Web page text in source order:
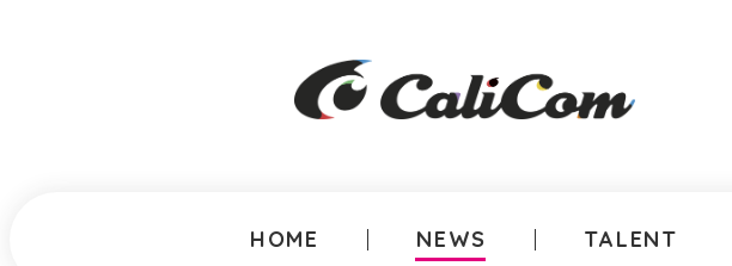
HOME NEWS TALENT